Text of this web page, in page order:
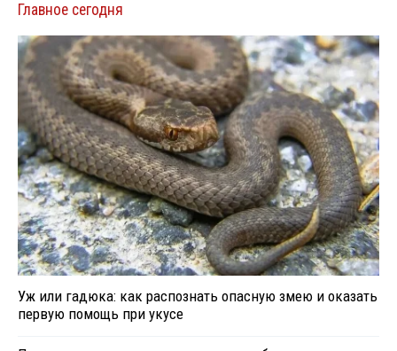
Главное сегодня
Уж или гадюка: как распознать опасную змею и оказать
первую помощь при укусе